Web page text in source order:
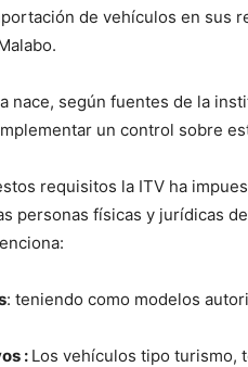
de vehículos en sus
nace, según fuentes de la
un control sobre
requisitos la ITV ha
personas físicas y jurídicas
: teniendo como modelos
: Los vehículos tipo turismo,